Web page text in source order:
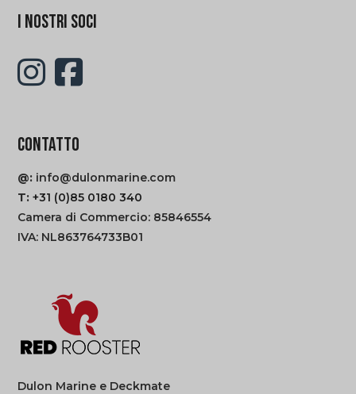
I NOSTRI SOCI
CONTATTO
@: info@dulonmarine.com
T: +31 (0)85 0180 340
Camera di Commercio: 85846554
IVA: NL863764733B01
Dulon Marine e Deckmate